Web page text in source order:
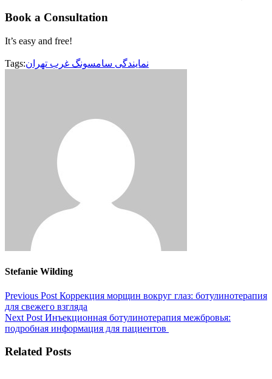
Book a Consultation
It’s easy and free!
Tags:نمایندگی سامسونگ غرب تهران
Stefanie Wilding
Previous Post Коррекция морщин вокруг глаз: ботулинотерапия
для свежего взгляда
Next Post Инъекционная ботулинотерапия межбровья:
подробная информация для пациентов
Related Posts